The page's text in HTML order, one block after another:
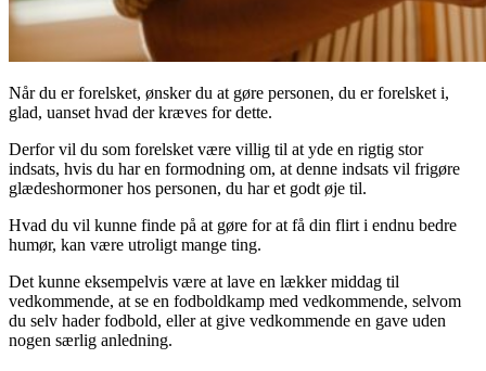
Når du er forelsket, ønsker du at gøre personen, du er forelsket i,
glad, uanset hvad der kræves for dette.
Derfor vil du som forelsket være villig til at yde en rigtig stor
indsats, hvis du har en formodning om, at denne indsats vil frigøre
glædeshormoner hos personen, du har et godt øje til.
Hvad du vil kunne finde på at gøre for at få din flirt i endnu bedre
humør, kan være utroligt mange ting.
Det kunne eksempelvis være at lave en lækker middag til
vedkommende, at se en fodboldkamp med vedkommende, selvom
du selv hader fodbold, eller at give vedkommende en gave uden
nogen særlig anledning.